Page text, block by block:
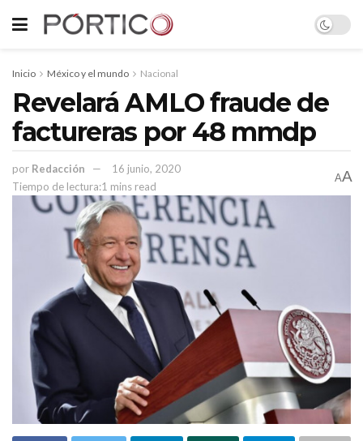
Inicio México y el mundo Nacional
Revelará AMLO fraude de
factureras por 48 mmdp
por Redacción
16 junio, 2020
Tiempo de lectura:1 mins read
AA